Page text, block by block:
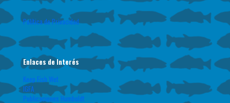
Política de Privacidad
Enlaces de Interés
Keep Fish Wet
IGFA
Publicaciones Humboldt